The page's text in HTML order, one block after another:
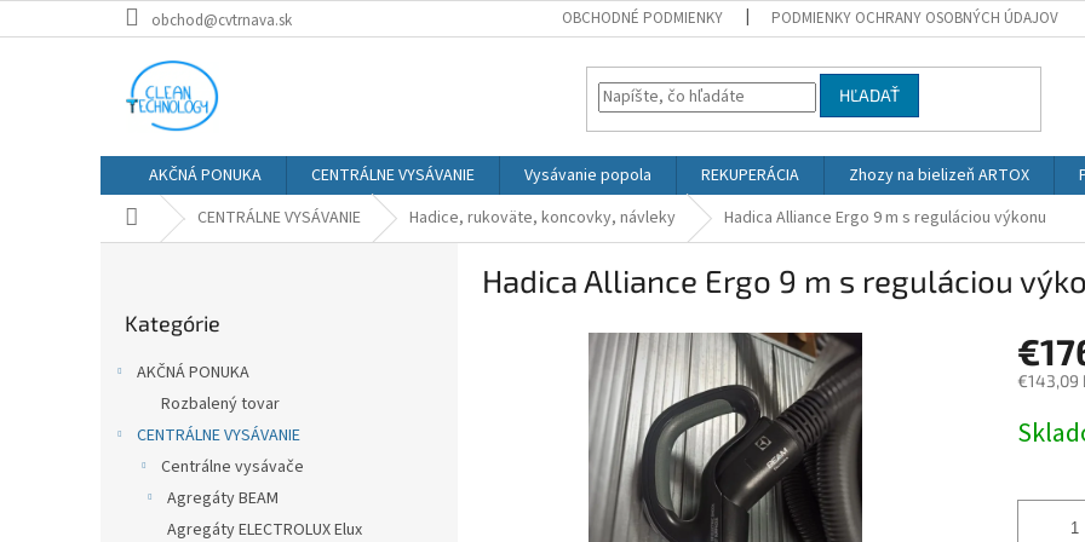
na
obchod@cvtrnava.sk OBCHODNÉ PODMIENKY PODMIENKY OCHRANY OSOBNÝCH ÚDAJOV
HĽADAŤ
AKČNÁ PONUKA CENTRÁLNE VYSÁVANIE Vysávanie popola REKUPERÁCIA Zhozy na bielizeň ARTOX
Domov CENTRÁLNE VYSÁVANIE Hadice, rukoväte, koncovky, návleky Hadica Alliance Ergo 9 m s reguláciou výkonu
kategórie
Kategórie
AKČNÁ PONUKA
Rozbalený tovar
CENTRÁLNE VYSÁVANIE
Centrálne vysávače
Agregáty BEAM
Agregáty ELECTROLUX Elux
Hadica Alliance Ergo 9 m s reguláciou
€143,09
cena: